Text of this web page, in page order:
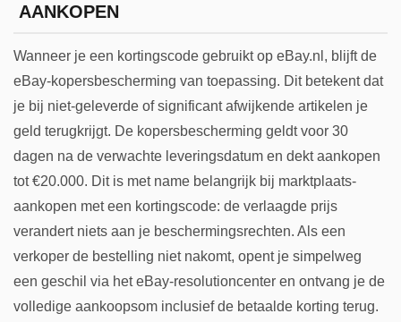
AANKOPEN
Wanneer je een kortingscode gebruikt op eBay.nl, blijft de
eBay-kopersbescherming van toepassing. Dit betekent dat
je bij niet-geleverde of significant afwijkende artikelen je
geld terugkrijgt. De kopersbescherming geldt voor 30
dagen na de verwachte leveringsdatum en dekt aankopen
tot €20.000. Dit is met name belangrijk bij marktplaats-
aankopen met een kortingscode: de verlaagde prijs
verandert niets aan je beschermingsrechten. Als een
verkoper de bestelling niet nakomt, opent je simpelweg
een geschil via het eBay-resolutioncenter en ontvang je de
volledige aankoopsom inclusief de betaalde korting terug.